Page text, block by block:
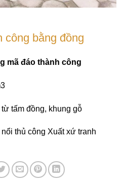
công bằng đồng
mã đáo thành công
tấm đồng, khung gỗ
thủ công Xuất xứ tranh